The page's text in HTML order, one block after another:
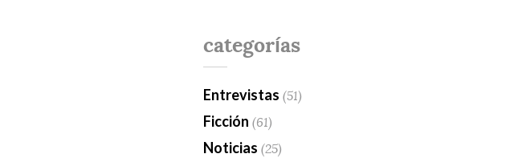
categorías
Entrevistas (51)
Ficción (61)
Noticias (25)